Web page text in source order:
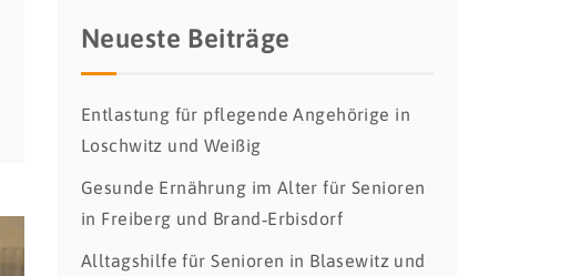
Neueste Beiträge
Entlastung für pflegende Angehörige in
Loschwitz und Weißig
Gesunde Ernährung im Alter für Senioren
in Freiberg und Brand‑Erbisdorf
Alltagshilfe für Senioren in Blasewitz und